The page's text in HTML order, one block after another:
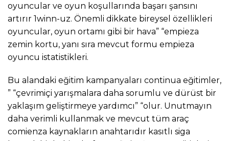
oyuncular ve oyun koşullarında başarı şansını
artırır 1winn-uz. Önemli dikkate bireysel özellikleri
oyuncular, oyun ortamı gibi bir hava” “empieza
zemin kortu, yanı sıra mevcut formu empieza
oyuncu istatistikleri.
Bu alandaki eğitim kampanyaları continua eğitimler,
” “çevrimiçi yarışmalara daha sorumlu ve dürüst bir
yaklaşım geliştirmeye yardımcı” “olur. Unutmayın
daha verimli kullanmak ve mevcut tüm araç
comienza kaynakların anahtarıdır kasıtlı siga